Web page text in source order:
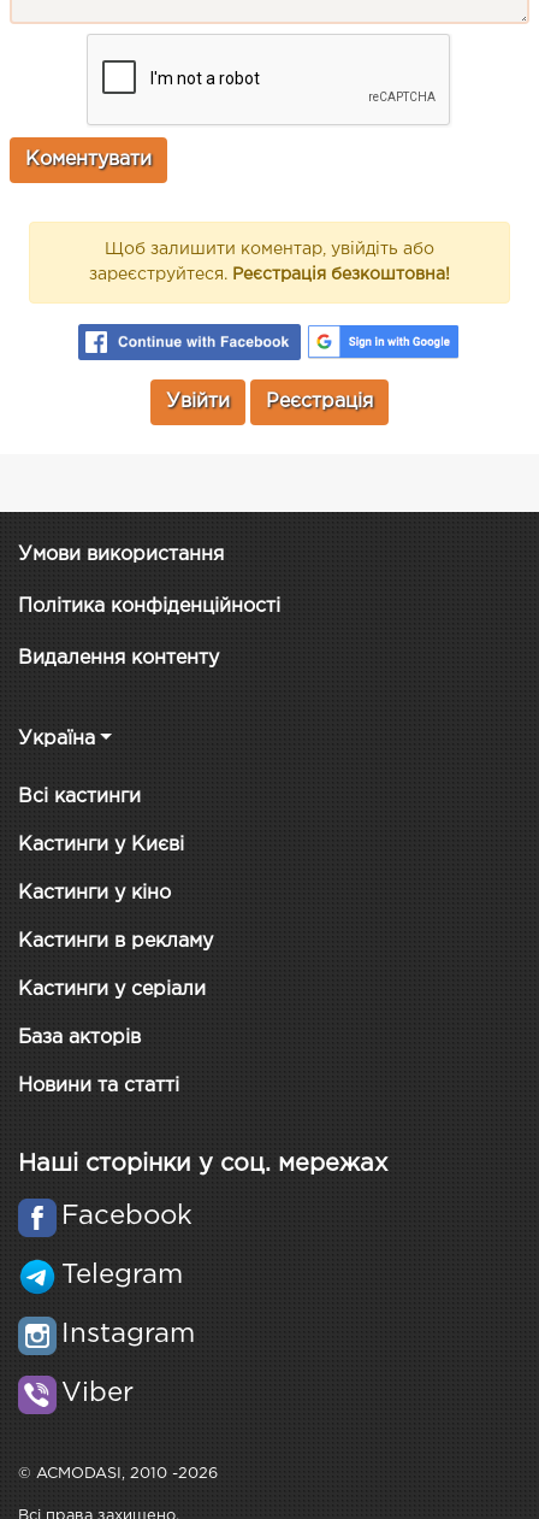
Щоб залишити коментар, увійдіть або
зареєструйтеся. Реєстрація безкоштовна!
Увійти Реєстрація
Умови використання
Політика конфіденційності
Видалення контенту
Україна
Всі кастинги
Кастинги у Києві
Кастинги у кіно
Кастинги в рекламу
Кастинги у серіали
База акторів
Новини та статті
Наші сторінки у соц. мережах
Facebook
Telegram
Instagram
Viber
© ACMODASI, 2010 -2026
Всі права захищено.